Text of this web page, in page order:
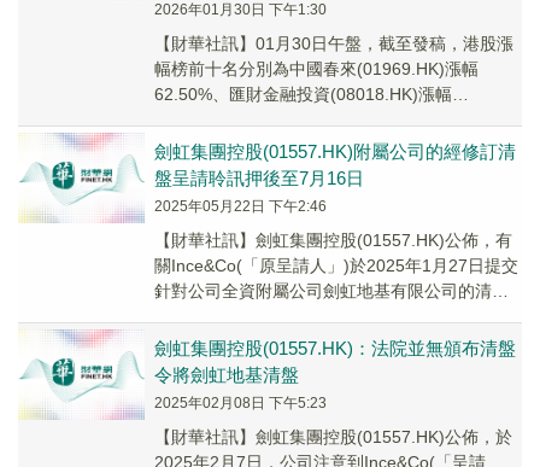
2026年01月30日 下午1:30
【財華社訊】01月30日午盤，截至發稿，港股漲
幅榜前十名分別為中國春來(01969.HK)漲幅
62.50%、匯財金融投資(08018.HK)漲幅
劍虹集團控股(01557.HK)附屬公司的經修訂清
盤呈請聆訊押後至7月16日
2025年05月22日 下午2:46
【財華社訊】劍虹集團控股(01557.HK)公佈，有
關Ince&Co(「原呈請人」)於2025年1月27日提交
針對公司全資附屬公司劍虹地基有限公司的清盤
劍虹集團控股(01557.HK)：法院並無頒布清盤
令將劍虹地基清盤
2025年02月08日 下午5:23
【財華社訊】劍虹集團控股(01557.HK)公佈，於
2025年2月7日，公司注意到Ince&Co(「呈請